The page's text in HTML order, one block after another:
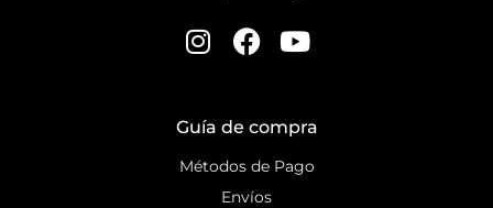
Guía de compra
Métodos de Pago
Envíos